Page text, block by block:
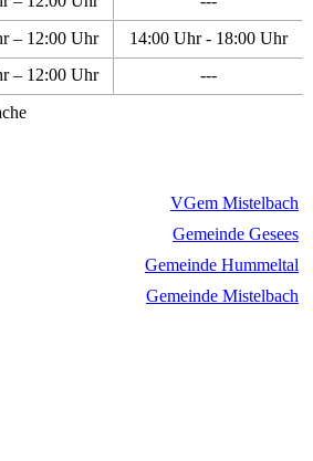
– 12:00 Uhr
14:00 Uhr - 18:00 Uhr
– 12:00 Uhr
---
VGem Mistelbach
Gemeinde Gesees
Gemeinde Hummeltal
Gemeinde Mistelbach